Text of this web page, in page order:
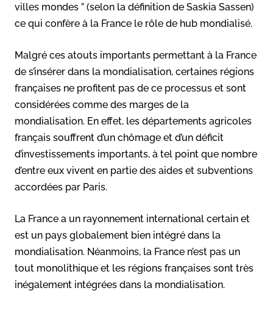
villes mondes ” (selon la définition de Saskia Sassen)
ce qui confère à la France le rôle de hub mondialisé.
Malgré ces atouts importants permettant à la France
de s’insérer dans la mondialisation, certaines régions
françaises ne profitent pas de ce processus et sont
considérées comme des marges de la
mondialisation. En effet, les départements agricoles
français souffrent d’un chômage et d’un déficit
d’investissements importants, à tel point que nombre
d’entre eux vivent en partie des aides et subventions
accordées par Paris.
La France a un rayonnement international certain et
est un pays globalement bien intégré dans la
mondialisation. Néanmoins, la France n’est pas un
tout monolithique et les régions françaises sont très
inégalement intégrées dans la mondialisation.